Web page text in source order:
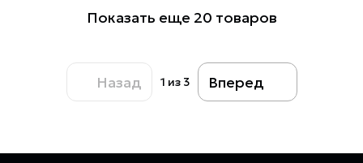
Показать еще 20 товаров
Назад 1 из 3 Вперед